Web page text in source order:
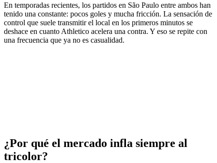
En temporadas recientes, los partidos en São Paulo entre ambos han
tenido una constante: pocos goles y mucha fricción. La sensación de
control que suele transmitir el local en los primeros minutos se
deshace en cuanto Athletico acelera una contra. Y eso se repite con
una frecuencia que ya no es casualidad.
¿Por qué el mercado infla siempre al
tricolor?